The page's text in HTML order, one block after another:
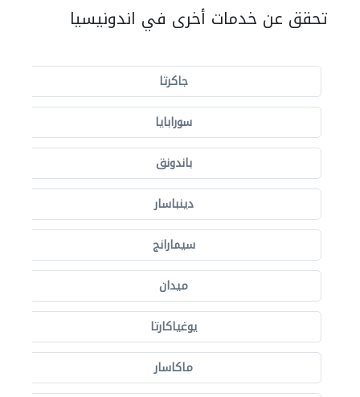
تحقق عن خدمات أخرى في اندونيسيا
جاكرتا
سورابايا
باندونق
دينباسار
سيمارانج
ميدان
يوغياكارتا
ماكاسار